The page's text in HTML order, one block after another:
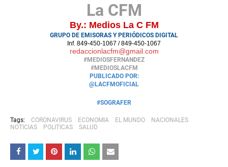
La CFM
By.: Medios La C FM
GRUPO DE EMISORAS Y PERIÓDICOS DIGITAL
Inf. 849-450-1067 / 849-450-1067
redaccionlacfm@gmail.com
#MEDIOSFERNANDEZ
#MEDIOSLACFM
PUBLICADO POR:
@LACFMOFICIAL
#SOGRAFER
Tags: CORONAVIRUS ECONOMIA EL MUNDO
NACIONALES
NOTICIAS
POLITICAS SALUD